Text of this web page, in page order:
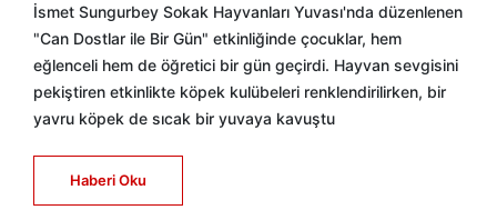
İsmet Sungurbey Sokak Hayvanları Yuvası'nda düzenlenen
"Can Dostlar ile Bir Gün" etkinliğinde çocuklar, hem
eğlenceli hem de öğretici bir gün geçirdi. Hayvan sevgisini
pekiştiren etkinlikte köpek kulübeleri renklendirilirken, bir
yavru köpek de sıcak bir yuvaya kavuştu
Haberi Oku